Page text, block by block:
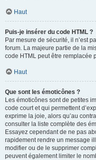
Haut
Puis-je insérer du code HTML ?
Par mesure de sécurité, il n’est
forum. La majeure partie de la
code HTML peut être remplacée
Haut
Que sont les émoticônes ?
Les émoticônes sont de petites
code court et qui permettent
exprime la joie, alors qu’au
consulter la liste complète des
Essayez cependant de ne pas
rapidement rendre un message
modifier ou de le supprimer
peuvent également limiter le